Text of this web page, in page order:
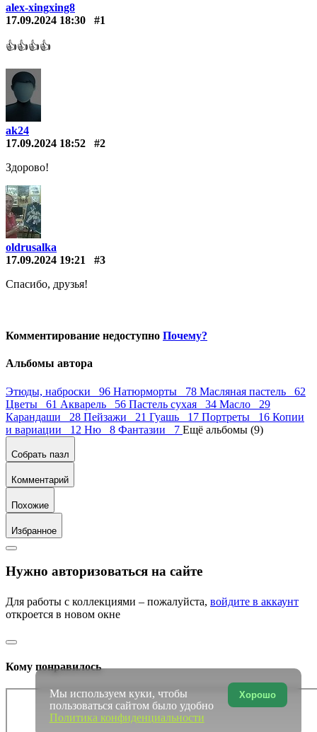
alex-xingxing8
17.09.2024 18:30
#1
👍👍👍👍
ak24
17.09.2024 18:52
#2
Здорово!
oldrusalka
17.09.2024 19:21
#3
Спасибо, друзья!
Комментирование недоступно Почему?
Альбомы автора
Этюды, наброски 96 Натюрморты 78 Масляная пастель 62
Цветы 61 Акварель 56 Пастель сухая 34 Масло 29
Карандаши 28 Пейзажи 21 Гуашь 17 Портреты 16 Копии
и вариации 12 Ню 8 Фантазии 7 Ещё альбомы (9)
Собрать пазл
Комментарий
Похожие
Избранное
Нужно авторизоваться на сайте
Для работы с коллекциями – пожалуйста, войдите в аккаунт
откроется в новом окне
Кому понравилось
Хорошо
Мы используем куки, чтобы
пользоваться сайтом было удобно
Политика конфиденциальности